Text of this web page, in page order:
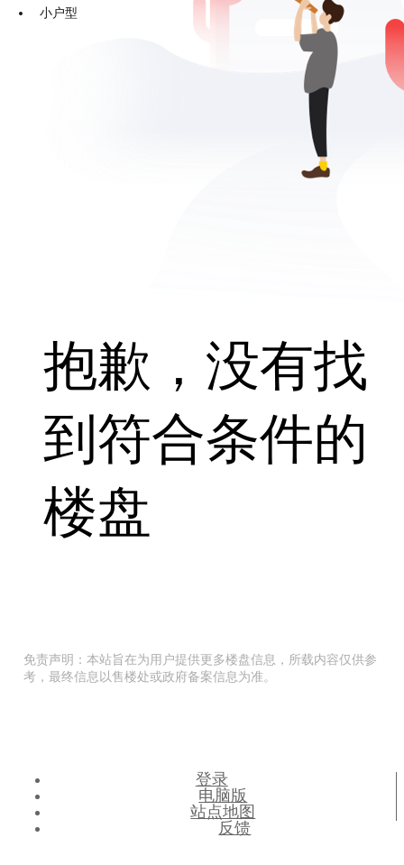
小户型
抱歉，没有找
到符合条件的
楼盘
免责声明：本站旨在为用户提供更多楼盘信息，所载内容仅供参
考，最终信息以售楼处或政府备案信息为准。
登录
电脑版
站点地图
反馈